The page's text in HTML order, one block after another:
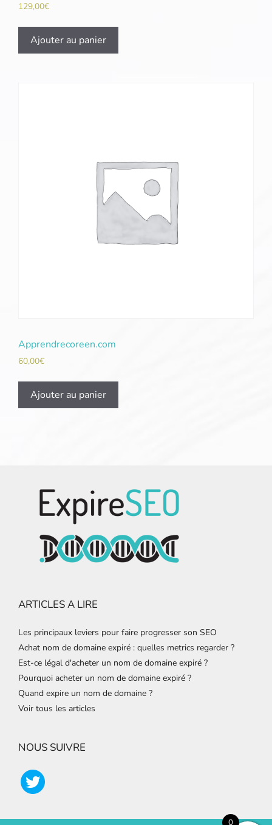
129,00€
Ajouter au panier
Apprendrecoreen.com
60,00€
Ajouter au panier
ARTICLES A LIRE
Les principaux leviers pour faire progresser son SEO
Achat nom de domaine expiré : quelles metrics regarder ?
Est-ce légal d'acheter un nom de domaine expiré ?
Pourquoi acheter un nom de domaine expiré ?
Quand expire un nom de domaine ?
Voir tous les articles
NOUS SUIVRE
0